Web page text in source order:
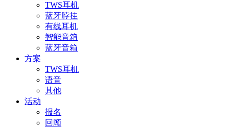
TWS耳机
蓝牙脖挂
有线耳机
智能音箱
蓝牙音箱
方案
TWS耳机
语音
其他
活动
报名
回顾